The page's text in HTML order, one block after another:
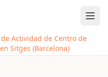
Actividad de Centro de
Sitges (Barcelona)